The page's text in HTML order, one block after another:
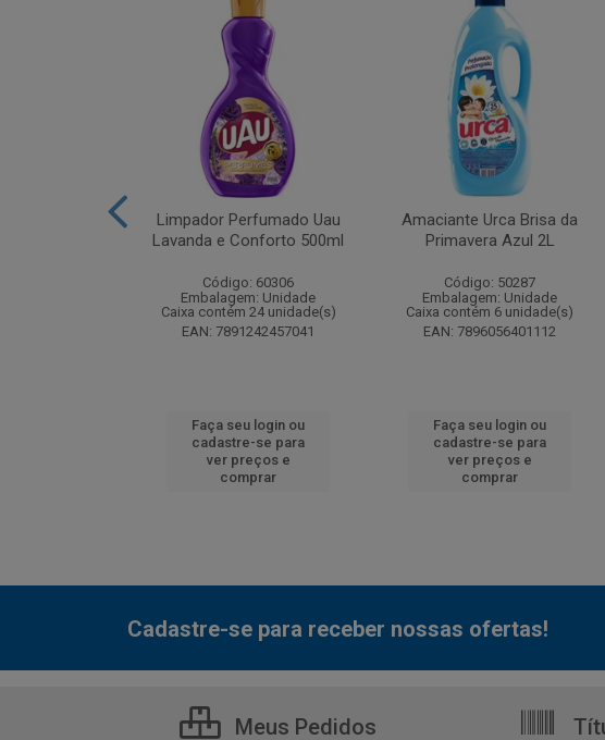
Limpador Perfumado Uau
Lavanda e Conforto 500ml
Código: 60306
Embalagem: Unidade
Caixa contém 24 unidade(s)
EAN: 7891242457041
Faça seu login ou
cadastre-se para
ver preços e
comprar
Amaciante Urca Brisa da
Primavera Azul 2L
Código: 50287
Embalagem: Unidade
Caixa contém 6 unidade(s)
EAN: 7896056401112
Faça seu login ou
cadastre-se para
ver preços e
comprar
Cadastre-se para receber nossas ofertas!
Meus Pedidos